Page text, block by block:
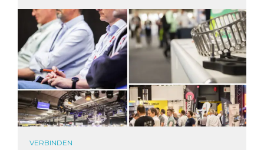
VERBINDEN